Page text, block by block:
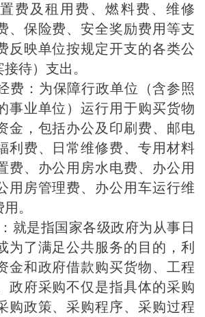
费及租用费、燃料费、维修
、保险费、安全奖励费用等支
反映单位按规定开支的各类公
待）支出。
费：为保障行政单位（含参照
事业单位）运行用于购买货物
金，包括办公及印刷费、邮电
利费、日常维修费、专用材料
费、办公用房水电费、办公用
用房管理费、办公用车运行维
。
就是指国家各级政府为从事日
为了满足公共服务的目的，利
金和政府借款购买货物、工程
政府采购不仅是指具体的采购
购政策、采购程序、采购过程